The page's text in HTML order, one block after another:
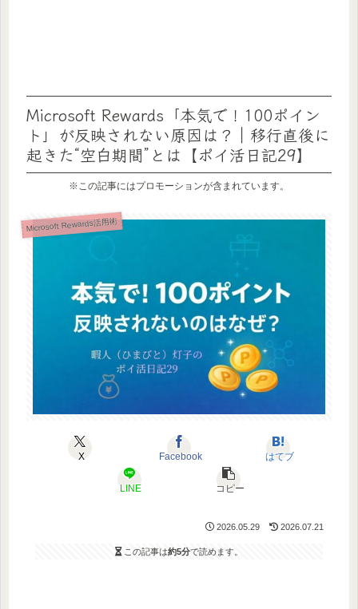
Microsoft Rewards「本気で！100ポイン
ト」が反映されない原因は？｜移行直後に
起きた“空白期間”とは【ポイ活日記29】
※この記事にはプロモーションが含まれています。
Microsoft Rewards活用術
X Facebook はてブ
LINE コピー
2026.05.29 2026.07.21
この記事は約5分で読めます。